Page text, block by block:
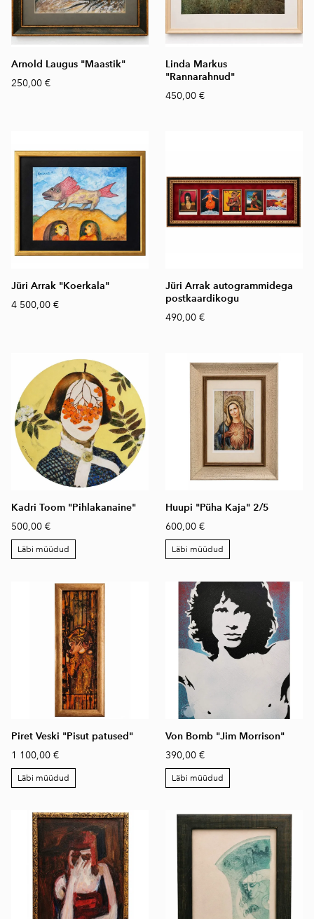
Arnold Laugus "Maastik"
250,00 €
Linda Markus
"Rannarahnud"
450,00 €
Jüri Arrak "Koerkala"
4 500,00 €
Jüri Arrak autogrammidega
postkaardikogu
490,00 €
Kadri Toom "Pihlakanaine"
500,00 €
Läbi müüdud
Huupi "Püha Kaja" 2/5
600,00 €
Läbi müüdud
Piret Veski "Pisut patused"
1 100,00 €
Läbi müüdud
Von Bomb "Jim Morrison"
390,00 €
Läbi müüdud